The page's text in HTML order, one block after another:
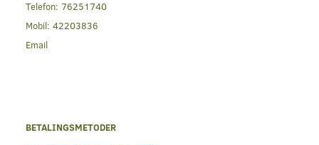
Telefon: 76251740
Mobil: 42203836
Email
BETALINGSMETODER